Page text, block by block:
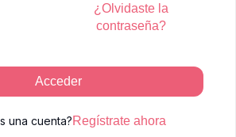
¿Olvidaste la
contraseña?
Acceder
una cuenta?Regístrate ahora